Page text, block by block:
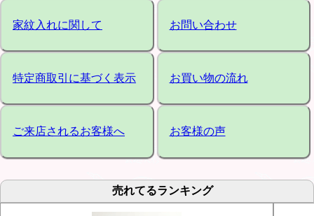
家紋入れに関して お問い合わせ
特定商取引に基づく表示 お買い物の流れ
ご来店されるお客様へ お客様の声
売れてるランキング